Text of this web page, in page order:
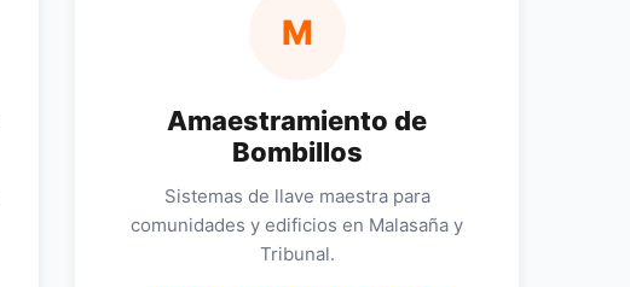
M
Amaestramiento de
Bombillos
Sistemas de llave maestra para
comunidades y edificios en Malasaña y
Tribunal.